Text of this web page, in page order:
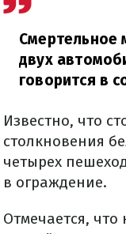
Смертельное
двух
говорится в
Известно, что
столкновения
четырех
в ограждение.
Отмечается,